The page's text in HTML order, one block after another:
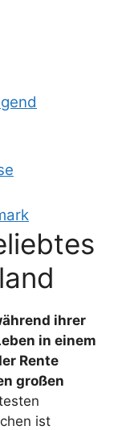
ihrer
in einem
Rente
großen
ist